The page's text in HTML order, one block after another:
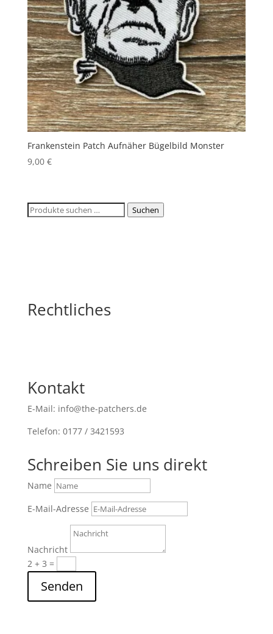
Frankenstein Patch Aufnäher Bügelbild Monster
9,00 €
Suchen
Suchen
Rechtliches
Kontakt
E-Mail: info@the-patchers.de
Telefon: 0177 / 3421593
Schreiben Sie uns direkt
Name
E-Mail-Adresse
Nachricht
2 + 3 =
Senden